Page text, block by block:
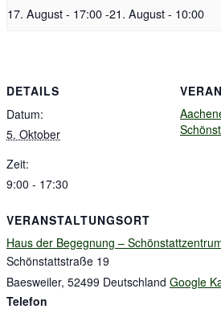
17. August - 17:00-21. August - 10:00
DETAILS
Datum:
5. Oktober
Zeit:
9:00 - 17:30
VERANSTALTUNGSORT
Haus der Begegnung –
Schönstattstraße 19
Baesweiler, 52499 Deutschland Google
Telefon